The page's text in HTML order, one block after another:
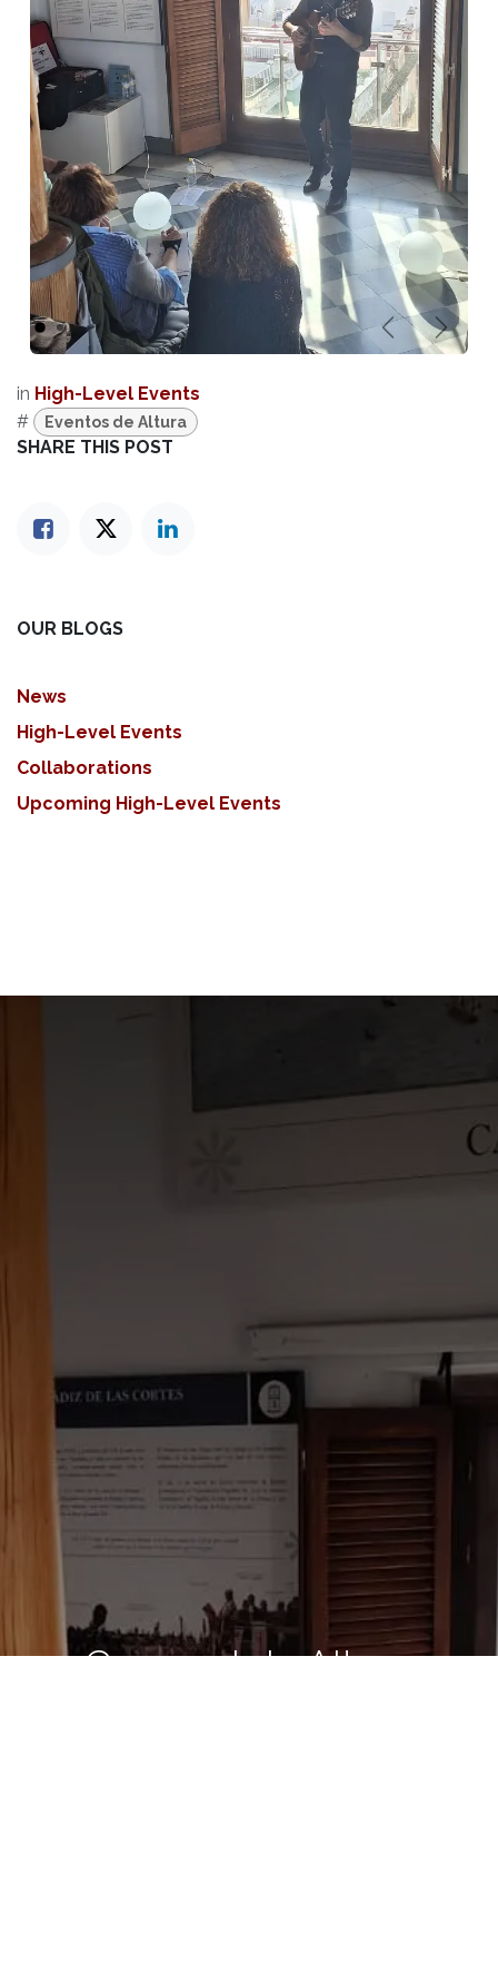
Anterior
in High-Level Events
#
Eventos de Altura
SHARE THIS POST
OUR BLOGS
News
High-Level Events
Collaborations
Upcoming High-Level Events
Carnaval de Altura